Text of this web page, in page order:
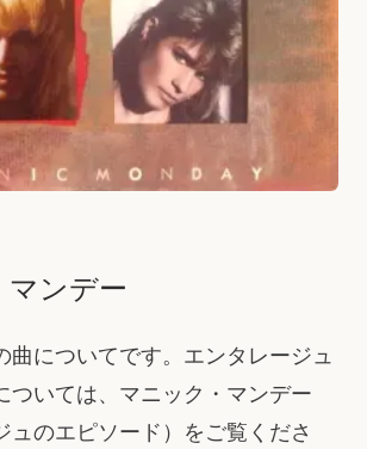
ンデー
曲についてです。エンタレージュ
ついては、マニック・マンデー
ュのエピソード）をご覧くださ